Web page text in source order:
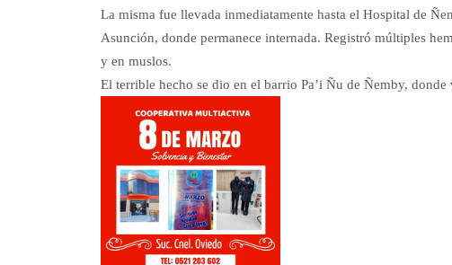
La misma fue llevada inmediatamente hasta el Hospital de
Asunción, donde permanece internada. Registró múltiples
y en muslos.
El terrible hecho se dio en el barrio Pa’i Ñu de Ñemby,